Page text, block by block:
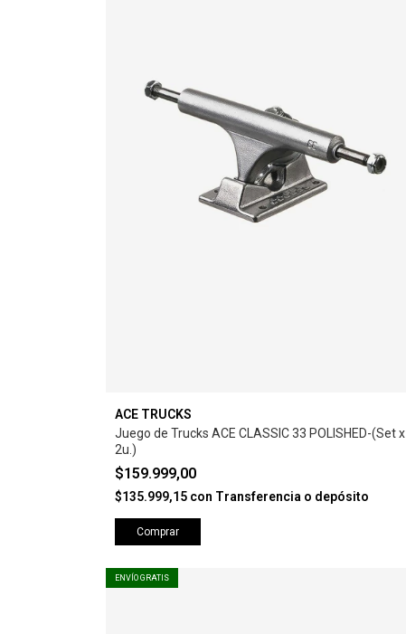
ACE TRUCKS
Juego de Trucks ACE CLASSIC 33 POLISHED-(Set x
2u.)
$159.999,00
$135.999,15 con Transferencia o depósito
Comprar
ENVÍO GRATIS